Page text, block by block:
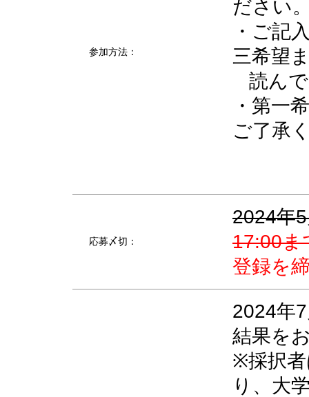
参加方法：
ださい
・ご記
三希望
読ん
・第一
ご了承
応募〆切：
2024年
17:00ま
登録を
2024年
結果を
※採択
り、大